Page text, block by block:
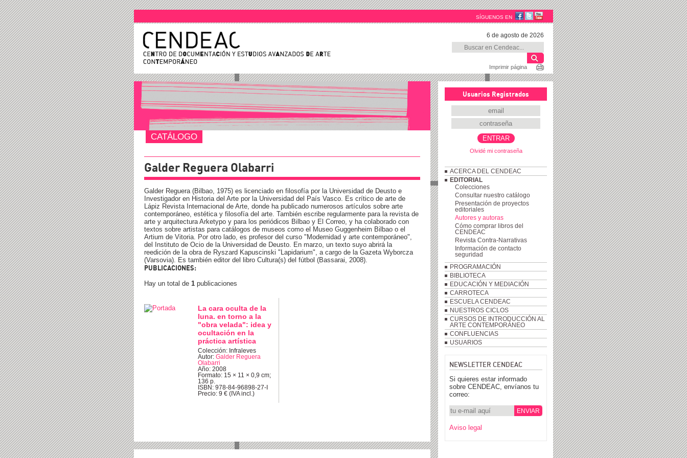
SÍGUENOS EN
6 de agosto de 2026
Imprimir página
Usuarios Registrados
Olvidé mi contraseña
ACERCA DEL CENDEAC
EDITORIAL
Colecciones
Consultar nuestro catálogo
Presentación de proyectos
editoriales
Autores y autoras
Cómo comprar libros del
CENDEAC
Revista Contra-Narrativas
Información de contacto
seguridad
PROGRAMACIÓN
BIBLIOTECA
EDUCACIÓN Y MEDIACIÓN
CARROTECA
ESCUELA CENDEAC
NUESTROS CICLOS
CURSOS DE INTRODUCCIÓN AL
ARTE CONTEMPORÁNEO
CONFLUENCIAS
USUARIOS
NEWSLETTER CENDEAC
Si quieres estar informado
sobre CENDEAC, envíanos tu
correo:
Aviso legal
CATÁLOGO
Galder Reguera Olabarri
Galder Reguera (Bilbao, 1975) es licenciado en filosofía por la Universidad de Deusto e
Investigador en Historia del Arte por la Universidad del País Vasco. Es crítico de arte de
Lápiz Revista Internacional de Arte, donde ha publicado numerosos artículos sobre arte
contemporáneo, estética y filosofía del arte. También escribe regularmente para la revista de
arte y arquitectura Arketypo y para los periódicos Bilbao y El Correo, y ha colaborado con
textos sobre artistas para catálogos de museos como el Museo Guggenheim Bilbao o el
Artium de Vitoria. Por otro lado, es profesor del curso "Modernidad y arte contemporáneo",
del Instituto de Ocio de la Universidad de Deusto. En marzo, un texto suyo abrirá la
reedición de la obra de Ryszard Kapuscinski "Lapidarium", a cargo de la Gazeta Wyborcza
(Varsovia). Es también editor del libro Cultura(s) del fútbol (Bassarai, 2008).
PUBLICACIONES:
Hay un total de 1 publicaciones
La cara oculta de la
luna. en torno a la
"obra velada": idea y
ocultación en la
práctica artística
Colección: Infraleves
Autor: Galder Reguera
Olabarri
Año: 2008
Formato: 15 × 11 × 0,9 cm;
136 p.
ISBN: 978-84-96898-27-I
Precio: 9 € (IVA incl.)